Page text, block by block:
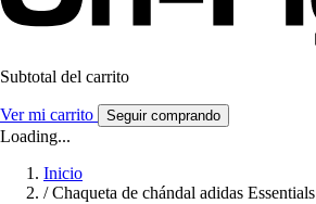
Subtotal del carrito
Ver mi carrito Seguir comprando
Loading...
Inicio
/ Chaqueta de chándal adidas Essentials